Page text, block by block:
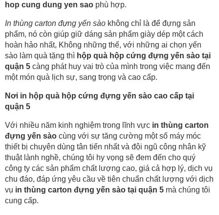
hop cung dung yen sao phù hợp.
In thùng carton đựng yến sào không chỉ là để đựng sản
phẩm, nó còn giúp giữ dáng sản phẩm giày dép một cách
hoàn hảo nhất, Không những thế, với những ai chọn yến
sào làm quà tặng thì hộp quà hộp cứng đựng yến sào tại
quận 5 càng phát huy vai trò của mình trong việc mang đến
một món quà lịch sự, sang trọng và cao cấp.
Nơi in hộp quà hộp cứng đựng yến sào cao cấp tại
quận 5
Với nhiều năm kinh nghiệm trong lĩnh vực in thùng carton
đựng yến sào cùng với sự tăng cường một số máy móc
thiết bị chuyên dùng tân tiến nhất và đội ngũ công nhân kỹ
thuật lành nghề, chúng tôi hy vọng sẽ đem đến cho quý
công ty các sản phẩm chất lượng cao, giá cả hợp lý, dịch vụ
chu đáo, đáp ứng yêu cầu về tiên chuẩn chất lượng với dịch
vụ in thùng carton đựng yến sào tại quận 5 mà chúng tôi
cung cấp.